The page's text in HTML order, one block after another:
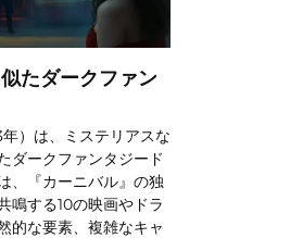
たダークファン
）は、ミステリアスな
ダークファンタジード
、『カーニバル』の独
鳴する10の映画やドラ
的な要素、複雑なキャ